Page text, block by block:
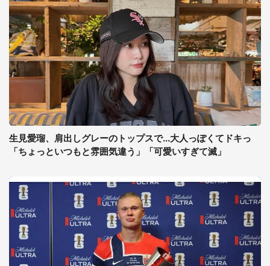
生見愛瑠、肩出しグレーのトップスで...大人っぽくてドキっ
「ちょっといつもと雰囲気違う」「可愛いすぎて滅」